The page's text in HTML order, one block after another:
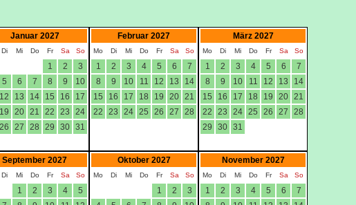
Januar 2027
Di Mi Do Fr Sa So
1 2
3
5 6 7 8 9
10
12 13 14 15 16
17
19 20 21 22 23
24
26 27 28 29 30 31
Februar 2027
Mo Di Mi Do Fr Sa So
1 2 3 4 5 6
7
8
9 10 11 12 13
14
15
16 17 18 19 20 21
22
23 24 25 26 27 28
März 2027
Mo Di Mi Do Fr Sa So
1 2 3 4 5 6
7
8
9 10 11 12 13
14
15
16 17 18 19 20 21
22
23 24 25 26 27
28
29
30 31
September 2027
Di Mi Do Fr Sa So
1 2 3 4
5
Oktober 2027
Mo Di Mi Do Fr Sa So
1 2
3
November 2027
Mo Di Mi Do Fr Sa So
1 2 3 4 5 6
7